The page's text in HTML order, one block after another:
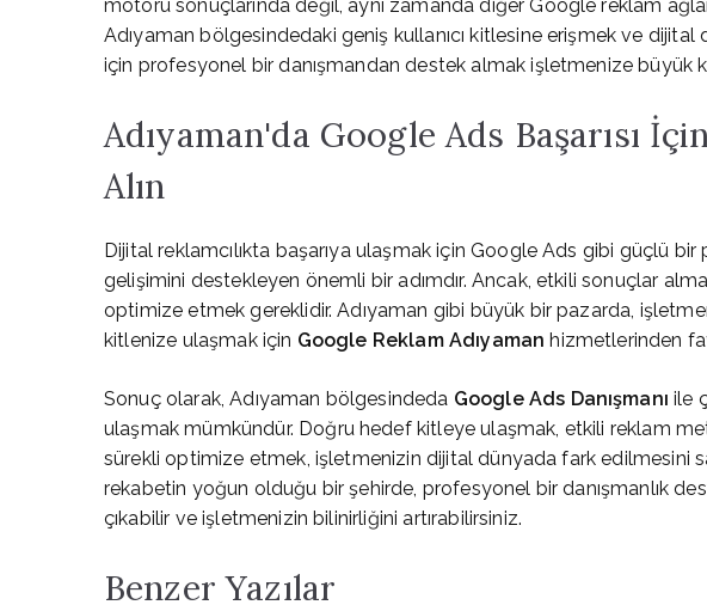
motoru sonuçlarında değil, aynı zamanda diğer Google reklam
Adıyaman bölgesindedaki geniş kullanıcı kitlesine erişmek ve
için profesyonel bir danışmandan destek almak işletmenize büyük
Adıyaman'da Google Ads Başarısı
Alın
Dijital reklamcılıkta başarıya ulaşmak için Google Ads gibi güçlü
gelişimini destekleyen önemli bir adımdır. Ancak, etkili sonuçlar
optimize etmek gereklidir. Adıyaman gibi büyük bir pazarda,
kitlenize ulaşmak için Google Reklam Adıyaman hizmetlerinden
Sonuç olarak, Adıyaman bölgesindeda Google Ads Danışmanı ile
ulaşmak mümkündür. Doğru hedef kitleye ulaşmak, etkili reklam
sürekli optimize etmek, işletmenizin dijital dünyada fark edilmesini
rekabetin yoğun olduğu bir şehirde, profesyonel bir danışmanlık
çıkabilir ve işletmenizin bilinirliğini artırabilirsiniz.
Benzer Yazılar